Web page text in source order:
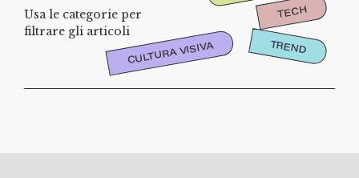
Usa le categorie per
filtrare gli articoli
TECH
CULTURA VISIVA TREND